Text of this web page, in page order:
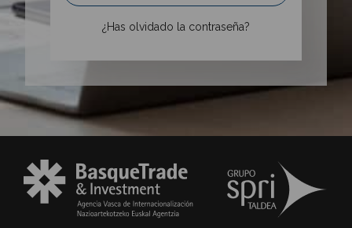
¿Has olvidado la contraseña?